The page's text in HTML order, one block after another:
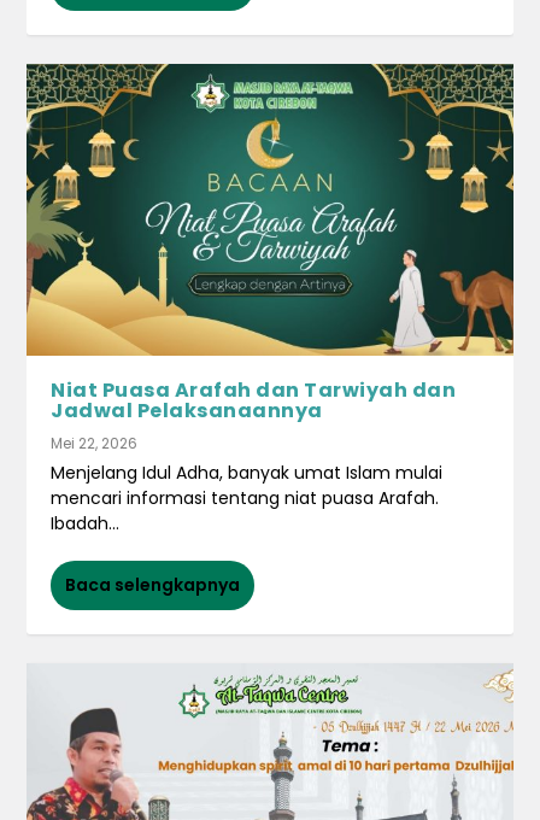
Niat Puasa Arafah dan Tarwiyah dan
Jadwal Pelaksanaannya
Mei 22, 2026
Menjelang Idul Adha, banyak umat Islam mulai
mencari informasi tentang niat puasa Arafah.
Ibadah...
Baca selengkapnya